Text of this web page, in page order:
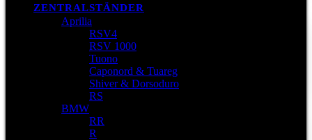
ZENTRALSTÄNDER
Aprilia
RSV4
RSV 1000
Tuono
Caponord & Tuareg
Shiver & Dorsoduro
RS
BMW
RR
R